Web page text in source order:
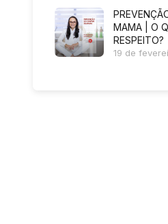
MAMA | O
RESPEITO?
19 de